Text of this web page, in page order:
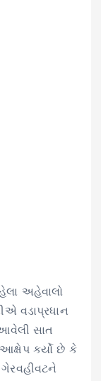
અહેવાલો
વડાપ્રધાન
આવેલી સાત
કર્યો છે કે